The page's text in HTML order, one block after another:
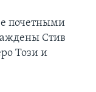
почетными
Стив
Този и